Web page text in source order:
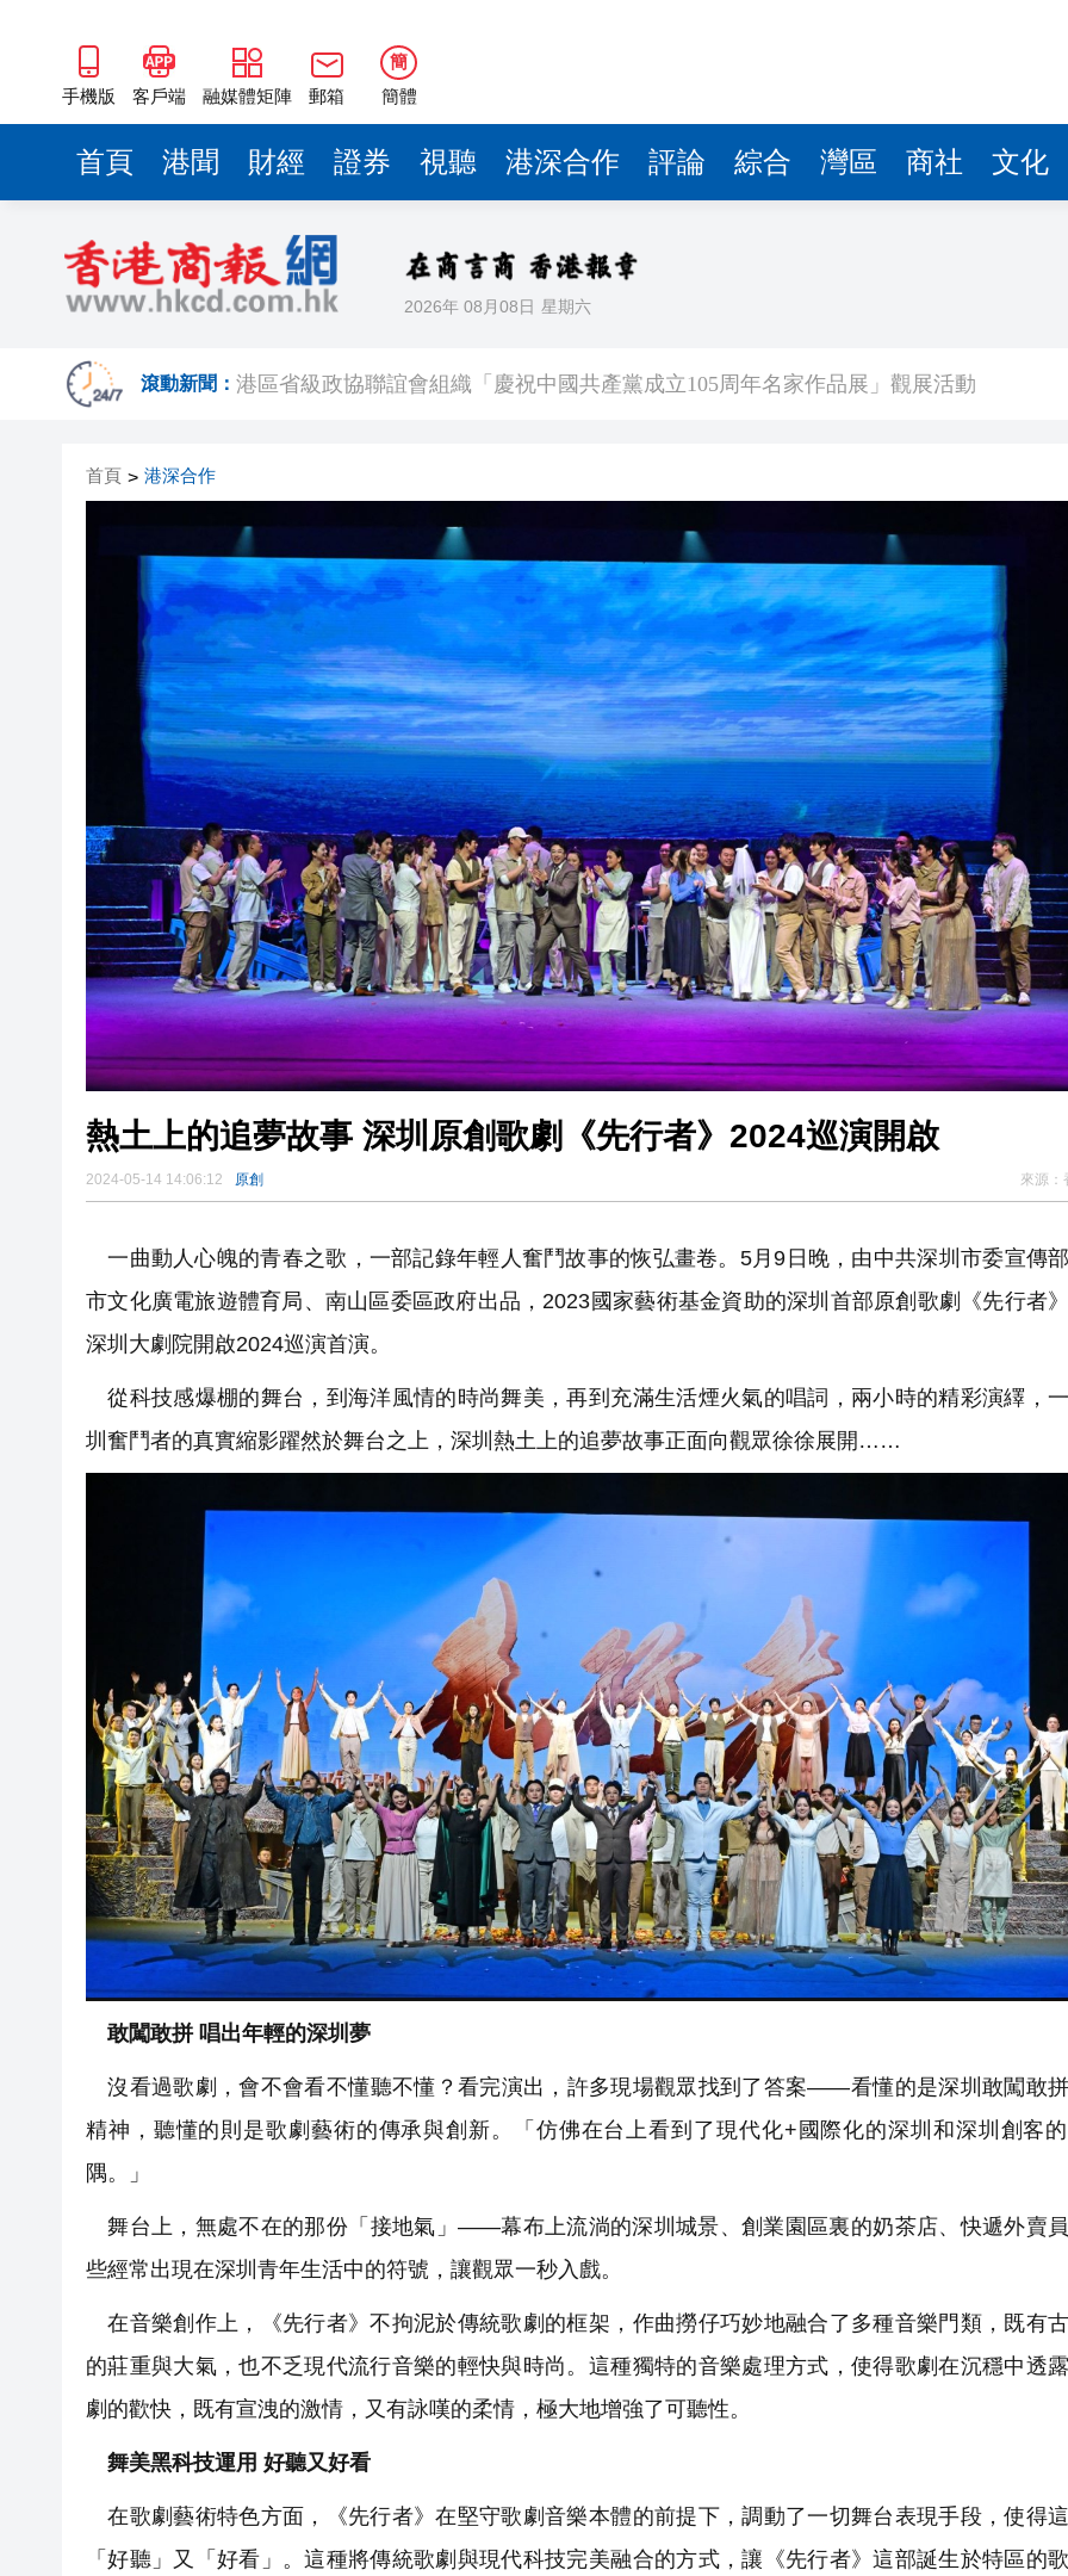
手機版 客戶端 融媒體矩陣 郵箱
簡
簡體
首頁 港聞 財經 證券 視聽 港深合作 評論 綜合 灣區 商社 文化
2026年 08月08日 星期六
滾動新聞： 港區省級政協聯誼會組織「慶祝中國共產黨成立105周年名家作品展」觀展活動
有片丨迪麗熱巴驚喜現身香港 高馬尾配白T 美麗明豔
超萬名「嘗鮮客」赴河源萬綠湖，在湖光山色間大飽「口福+眼福」
央媒省媒灣區媒體採風團走進河源
107支隊伍，持續5日，中國合唱協會第19屆合唱節在中山啟幕
首頁 > 港深合作
熱土上的追夢故事 深圳原創歌劇《先行者》2024巡演開啟
2024-05-14 14:06:12 原創 來源：
一曲動人心魄的青春之歌，一部記錄年輕人奮鬥故事的恢弘畫卷。5月9日晚，由中共深圳市委宣傳
市文化廣電旅遊體育局、南山區委區政府出品，2023國家藝術基金資助的深圳首部原創歌劇《先行者
深圳大劇院開啟2024巡演首演。
從科技感爆棚的舞台，到海洋風情的時尚舞美，再到充滿生活煙火氣的唱詞，兩小時的精彩演繹，
圳奮鬥者的真實縮影躍然於舞台之上，深圳熱土上的追夢故事正面向觀眾徐徐展開……
敢闖敢拼 唱出年輕的深圳夢
沒看過歌劇，會不會看不懂聽不懂？看完演出，許多現場觀眾找到了答案——看懂的是深圳敢闖敢
精神，聽懂的則是歌劇藝術的傳承與創新。「仿佛在台上看到了現代化+國際化的深圳和深圳創客
隅。」
舞台上，無處不在的那份「接地氣」——幕布上流淌的深圳城景、創業園區裏的奶茶店、快遞外賣
些經常出現在深圳青年生活中的符號，讓觀眾一秒入戲。
在音樂創作上，《先行者》不拘泥於傳統歌劇的框架，作曲撈仔巧妙地融合了多種音樂門類，既有
的莊重與大氣，也不乏現代流行音樂的輕快與時尚。這種獨特的音樂處理方式，使得歌劇在沉穩中透
劇的歡快，既有宣洩的激情，又有詠嘆的柔情，極大地增強了可聽性。
舞美黑科技運用 好聽又好看
在歌劇藝術特色方面，《先行者》在堅守歌劇音樂本體的前提下，調動了一切舞台表現手段，使得
「好聽」又「好看」。這種將傳統歌劇與現代科技完美融合的方式，讓《先行者》這部誕生於特區的